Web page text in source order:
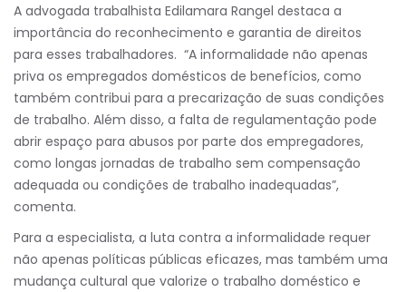
A advogada trabalhista Edilamara Rangel destaca a
importância do reconhecimento e garantia de direitos
para esses trabalhadores. “A informalidade não apenas
priva os empregados domésticos de benefícios, como
também contribui para a precarização de suas condições
de trabalho. Além disso, a falta de regulamentação pode
abrir espaço para abusos por parte dos empregadores,
como longas jornadas de trabalho sem compensação
adequada ou condições de trabalho inadequadas”,
comenta.
Para a especialista, a luta contra a informalidade requer
não apenas políticas públicas eficazes, mas também uma
mudança cultural que valorize o trabalho doméstico e